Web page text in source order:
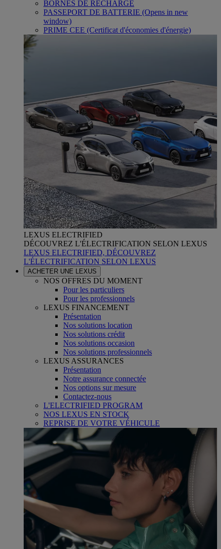
BORNES DE RECHARGE
PASSEPORT DE BATTERIE (Opens in new
window)
PRIME CEE (Certificat d'économies d'énergie)
LEXUS ELECTRIFIED
DÉCOUVREZ L'ÉLECTRIFICATION SELON LEXUS
LEXUS ELECTRIFIED, DÉCOUVREZ
L'ÉLECTRIFICATION SELON LEXUS
ACHETER UNE LEXUS
NOS OFFRES DU MOMENT
Pour les particuliers
Pour les professionnels
LEXUS FINANCEMENT
Présentation
Nos solutions location
Nos solutions crédit
Nos solutions occasion
Nos solutions professionnels
LEXUS ASSURANCES
Présentation
Notre assurance connectée
Nos options sur mesure
Contactez-nous
L'ELECTRIFIED PROGRAM
NOS LEXUS EN STOCK
REPRISE DE VOTRE VÉHICULE